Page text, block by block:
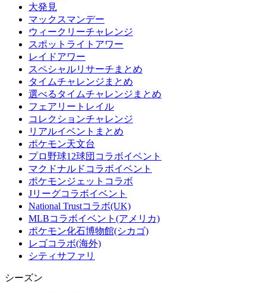
大発見
マックスマンデー
ウィークリーチャレンジ
スポットライトアワー
レイドアワー
スペシャルリサーチまとめ
タイムチャレンジまとめ
選べるタイムチャレンジまとめ
フェアリートレイル
コレクションチャレンジ
リアルイベントまとめ
ポケモン天文台
プロ野球12球団コラボイベント
マクドナルドコラボイベント
ポケモンジェットコラボ
Jリーグコラボイベント
National Trustコラボ(UK)
MLBコラボイベント(アメリカ)
ポケモン化石博物館(シカゴ)
レゴコラボ(海外)
シティサファリ
シーズン